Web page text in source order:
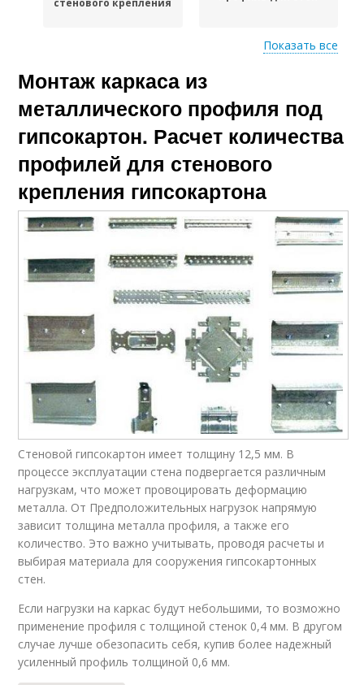
стенового крепления
Профиль к стене
Каркас под
гипсокартон
Металлический
Каркас для потолка Ячеистый каркас
Профиль для
гипсокартона
Каркас для
выравнивания
Профили под
гипсокартон
Инструменты для
металлического
каркаса
Каркас по
гипсокартон
Каркас из
металлопрофиля
гипсокартон
Скользящий каркас
Показать все
Монтаж каркаса из
металлического профиля под
гипсокартон. Расчет количества
профилей для стенового
крепления гипсокартона
Стеновой гипсокартон имеет толщину 12,5 мм. В
процессе эксплуатации стена подвергается различным
нагрузкам, что может провоцировать деформацию
металла. От Предположительных нагрузок напрямую
зависит толщина металла профиля, а также его
количество. Это важно учитывать, проводя расчеты и
выбирая материала для сооружения гипсокартонных
стен.
Если нагрузки на каркас будут небольшими, то возможно
применение профиля с толщиной стенок 0,4 мм. В другом
случае лучше обезопасить себя, купив более надежный
усиленный профиль толщиной 0,6 мм.